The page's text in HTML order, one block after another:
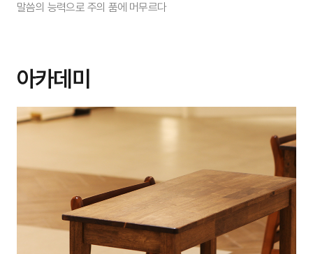
말씀의 능력으로 주의 품에 머무르다
아카데미